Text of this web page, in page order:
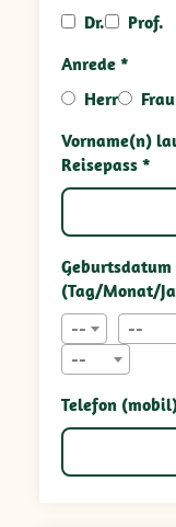
Dr.
Prof.
Anrede *
Herr
Frau
Vorname(n)
Reisepass *
Geburtsdatum
(Tag/Monat/
--
--
--
Telefon